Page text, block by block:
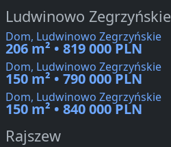
Ludwinowo Zegrzyńskie
Dom, Ludwinowo Zegrzyńskie
206 m² • 819 000 PLN
Dom, Ludwinowo Zegrzyńskie
150 m² • 790 000 PLN
Dom, Ludwinowo Zegrzyńskie
150 m² • 840 000 PLN
Rajszew